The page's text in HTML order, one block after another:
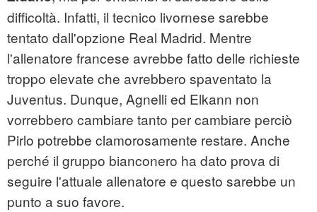
difficoltà. Infatti, il tecnico livornese sarebbe
tentato dall'opzione Real Madrid. Mentre
l'allenatore francese avrebbe fatto delle richieste
troppo elevate che avrebbero spaventato la
Juventus. Dunque, Agnelli ed Elkann non
vorrebbero cambiare tanto per cambiare perciò
Pirlo potrebbe clamorosamente restare. Anche
perché il gruppo bianconero ha dato prova di
seguire l'attuale allenatore e questo sarebbe un
punto a suo favore.